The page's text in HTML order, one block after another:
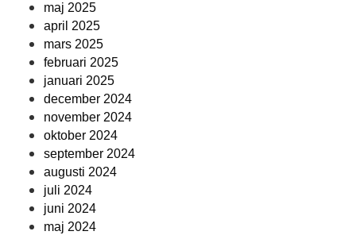
maj 2025
april 2025
mars 2025
februari 2025
januari 2025
december 2024
november 2024
oktober 2024
september 2024
augusti 2024
juli 2024
juni 2024
maj 2024